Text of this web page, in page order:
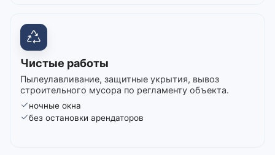
Чистые работы
Пылеулавливание, защитные укрытия, вывоз
строительного мусора по регламенту объекта.
ночные окна
без остановки арендаторов